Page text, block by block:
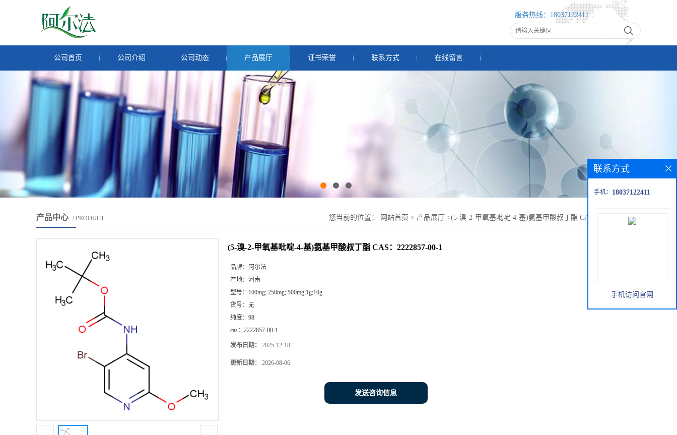
服务热线： 18037122411
公司首页 公司介绍 公司动态 产品展厅 证书荣誉 联系方式 在线留言
产品中心 / PRODUCT 您当前的位置： 网站首页 > 产品展厅 >(5-溴-2-甲氧基吡啶-4-基)氨基甲酸叔丁酯 CAS：2222857-00-1
(5-溴-2-甲氧基吡啶-4-基)氨基甲酸叔丁酯 CAS：2222857-00-1
品牌：
阿尔法
产地： 河南
型号： 100mg; 250mg; 500mg;1g;10g
货号： 无
纯度： 98
cas： 2222857-00-1
发布日期： 2025-12-18
更新日期： 2026-08-06
发送咨询信息
联系方式
手机： 18037122411
手机访问官网